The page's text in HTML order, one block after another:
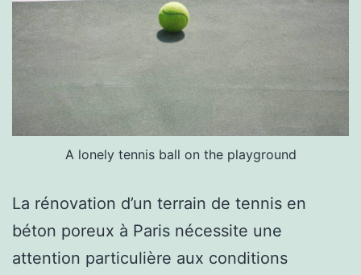
A lonely tennis ball on the playground
La rénovation d’un terrain de tennis en
béton poreux à Paris nécessite une
attention particulière aux conditions